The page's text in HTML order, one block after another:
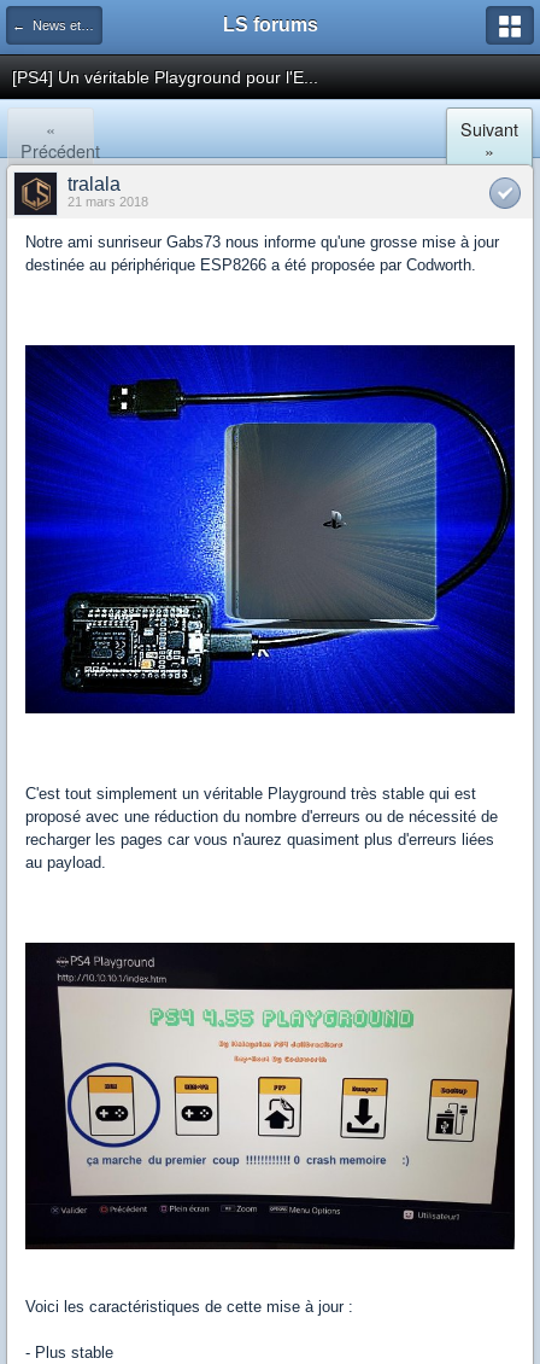
← News et actualités postées sur LS LS forums
[PS4] Un véritable Playground pour l'E...
«
Précédent
Suivant
»
tralala
21 mars 2018
Notre ami sunriseur Gabs73 nous informe qu'une grosse mise à jour
destinée au périphérique ESP8266 a été proposée par Codworth.
C'est tout simplement un véritable Playground très stable qui est
proposé avec une réduction du nombre d'erreurs ou de nécessité de
recharger les pages car vous n'aurez quasiment plus d'erreurs liées
au payload.
Voici les caractéristiques de cette mise à jour :
- Plus stable